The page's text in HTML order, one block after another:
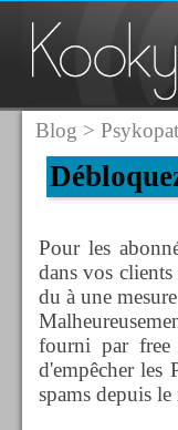
Blog > Psykopat
Pour les
dans vos
du à une
fourni par free
d'empêcher les
spams depuis le